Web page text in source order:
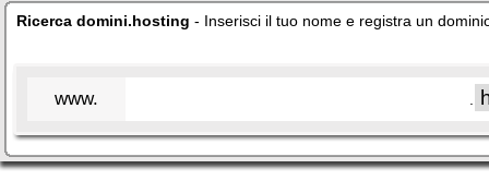
Ricerca domini.hosting - Inserisci il tuo nome e registra un
www.